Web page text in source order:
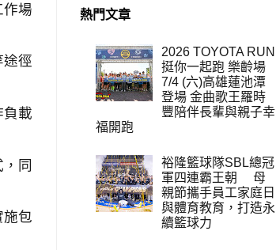
作場
途徑
負載
同
施包
熱門文章
2026 TOYOTA RUN
挺你一起跑 樂齡場
7/4 (六)高雄蓮池潭
登場 金曲歌王羅時
豐陪伴長輩與親子幸
福開跑
裕隆籃球隊SBL總冠
軍四連霸王朝 母
親節攜手員工家庭日
與體育教育，打造永
續籃球力